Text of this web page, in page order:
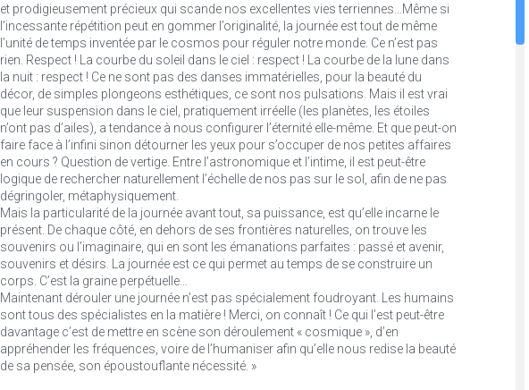
et prodigieusement précieux qui scande nos excellentes vies terriennes…Même si
l’incessante répétition peut en gommer l’originalité, la journée est tout de même
l’unité de temps inventée par le cosmos pour réguler notre monde. Ce n’est pas
rien. Respect ! La courbe du soleil dans le ciel : respect ! La courbe de la lune dans
la nuit : respect ! Ce ne sont pas des danses immatérielles, pour la beauté du
décor, de simples plongeons esthétiques, ce sont nos pulsations. Mais il est vrai
que leur suspension dans le ciel, pratiquement irréelle (les planètes, les étoiles
n’ont pas d’ailes), a tendance à nous configurer l’éternité elle-même. Et que peut-on
faire face à l’infini sinon détourner les yeux pour s’occuper de nos petites affaires
en cours ? Question de vertige. Entre l’astronomique et l’intime, il est peut-être
logique de rechercher naturellement l’échelle de nos pas sur le sol, afin de ne pas
dégringoler, métaphysiquement.
Mais la particularité de la journée avant tout, sa puissance, est qu’elle incarne le
présent. De chaque côté, en dehors de ses frontières naturelles, on trouve les
souvenirs ou l’imaginaire, qui en sont les émanations parfaites : passé et avenir,
souvenirs et désirs. La journée est ce qui permet au temps de se construire un
corps. C’est la graine perpétuelle…
Maintenant dérouler une journée n’est pas spécialement foudroyant. Les humains
sont tous des spécialistes en la matière ! Merci, on connaît ! Ce qui l’est peut-être
davantage c’est de mettre en scène son déroulement « cosmique », d’en
appréhender les fréquences, voire de l’humaniser afin qu’elle nous redise la beauté
de sa pensée, son époustouflante nécessité. »